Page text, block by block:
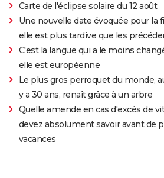
Carte de l'éclipse solaire du 12 août
Une nouvelle date évoquée pour la
elle est plus tardive que les
C'est la langue qui a le moins
elle est européenne
Le plus gros perroquet du monde,
y a 30 ans, renaît grâce à un arbre
Quelle amende en cas d'excès de
devez absolument savoir avant de
vacances